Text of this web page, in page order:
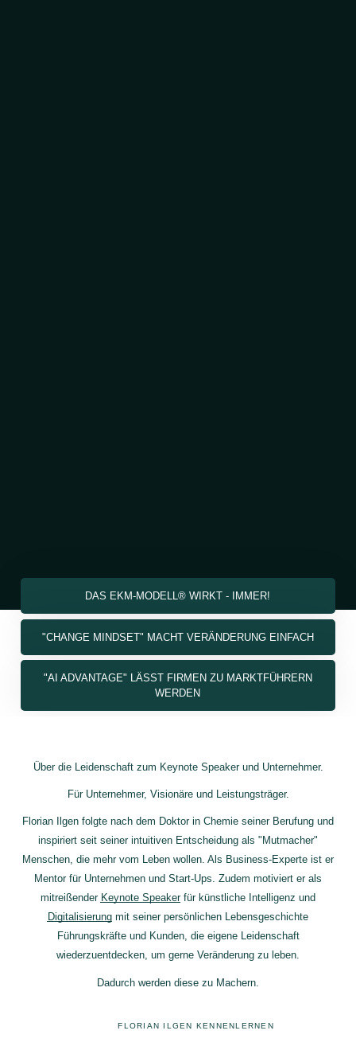
DAS EKM-MODELL® WIRKT - IMMER!
"CHANGE MINDSET" MACHT VERÄNDERUNG EINFACH
"AI ADVANTAGE" LÄSST FIRMEN ZU MARKTFÜHRERN
WERDEN
Über die Leidenschaft zum Keynote Speaker und Unternehmer.
Für Unternehmer, Visionäre und Leistungsträger.
Florian Ilgen folgte nach dem Doktor in Chemie seiner Berufung und
inspiriert seit seiner intuitiven Entscheidung als "Mutmacher"
Menschen, die mehr vom Leben wollen. Als Business-Experte ist er
Mentor für Unternehmen und Start-Ups. Zudem motiviert er als
mitreißender Keynote Speakerfür künstliche Intelligenz und
Digitalisierung mit seiner persönlichen Lebensgeschichte
Führungskräfte und Kunden, die eigene Leidenschaft
wiederzuentdecken, um gerne Veränderung zu leben.
Dadurch werden diese zu Machern.
FLORIAN ILGEN KENNENLERNEN